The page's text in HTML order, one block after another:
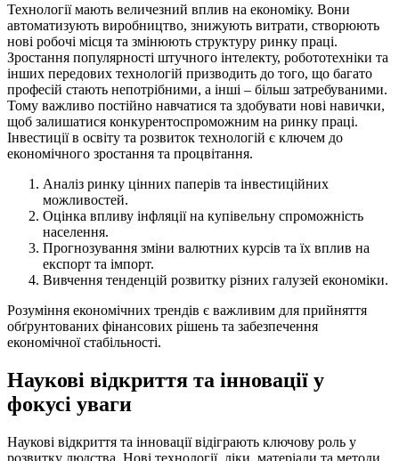
Технології мають величезний вплив на економіку. Вони
автоматизують виробництво, знижують витрати, створюють
нові робочі місця та змінюють структуру ринку праці.
Зростання популярності штучного інтелекту, робототехніки та
інших передових технологій призводить до того, що багато
професій стають непотрібними, а інші – більш затребуваними.
Тому важливо постійно навчатися та здобувати нові навички,
щоб залишатися конкурентоспроможним на ринку праці.
Інвестиції в освіту та розвиток технологій є ключем до
економічного зростання та процвітання.
Аналіз ринку цінних паперів та інвестиційних
можливостей.
Оцінка впливу інфляції на купівельну спроможність
населення.
Прогнозування зміни валютних курсів та їх вплив на
експорт та імпорт.
Вивчення тенденцій розвитку різних галузей економіки.
Розуміння економічних трендів є важливим для прийняття
обґрунтованих фінансових рішень та забезпечення
економічної стабільності.
Наукові відкриття та інновації у
фокусі уваги
Наукові відкриття та інновації відіграють ключову роль у
розвитку людства. Нові технології, ліки, матеріали та методи